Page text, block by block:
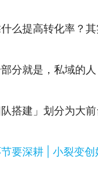
么提高转化率？
分就是，私域的
搭建」划分为大